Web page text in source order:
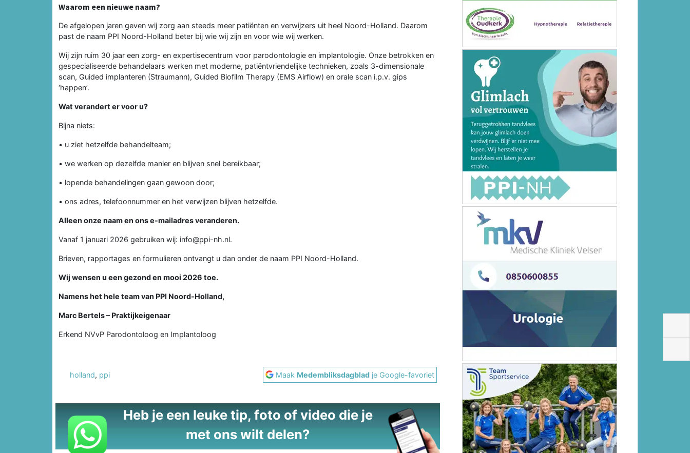
Waarom een nieuwe naam?
De afgelopen jaren geven wij zorg aan steeds meer patiënten en verwijzers uit heel Noord-Holland. Daarom
past de naam PPI Noord-Holland beter bij wie wij zijn en voor wie wij werken.
Wij zijn ruim 30 jaar een zorg- en expertisecentrum voor parodontologie en implantologie. Onze betrokken en
gespecialiseerde behandelaars werken met moderne, patiëntvriendelijke technieken, zoals 3-dimensionale
scan, Guided implanteren (Straumann), Guided Biofilm Therapy (EMS Airflow) en orale scan i.p.v. gips
‘happen’.
Wat verandert er voor u?
Bijna niets:
• u ziet hetzelfde behandelteam;
• we werken op dezelfde manier en blijven snel bereikbaar;
• lopende behandelingen gaan gewoon door;
• ons adres, telefoonnummer en het verwijzen blijven hetzelfde.
Alleen onze naam en ons e-mailadres veranderen.
Vanaf 1 januari 2026 gebruiken wij: info@ppi-nh.nl.
Brieven, rapportages en formulieren ontvangt u dan onder de naam PPI Noord-Holland.
Wij wensen u een gezond en mooi 2026 toe.
Namens het hele team van PPI Noord-Holland,
Marc Bertels – Praktijkeigenaar
Erkend NVvP Parodontoloog en Implantoloog
holland, ppi Maak Medembliksdagblad je Google-favoriet
Heb je een leuke tip, foto of video die je
met ons wilt delen?